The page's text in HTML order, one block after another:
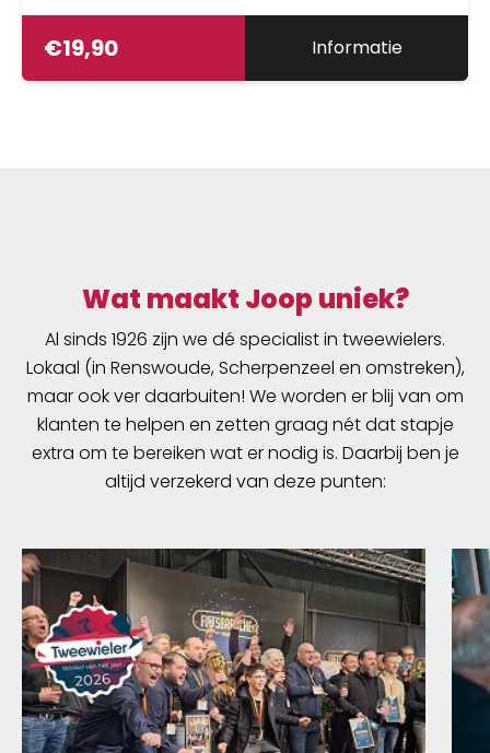
€19,90 Informatie
Wat maakt Joop uniek?
Al sinds 1926 zijn we dé specialist in tweewielers.
Lokaal (in Renswoude, Scherpenzeel en omstreken),
maar ook ver daarbuiten! We worden er blij van om
klanten te helpen en zetten graag nét dat stapje
extra om te bereiken wat er nodig is. Daarbij ben je
altijd verzekerd van deze punten: